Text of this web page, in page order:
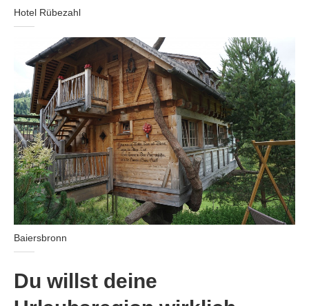
Hotel Rübezahl
Baiersbronn
Du willst deine